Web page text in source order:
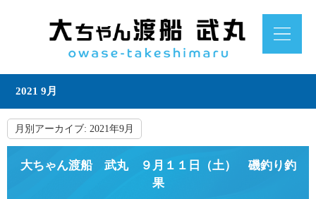
2021 9月
月別アーカイブ: 2021年9月
大ちゃん渡船 武丸 ９月１１日（土） 磯釣り釣
果